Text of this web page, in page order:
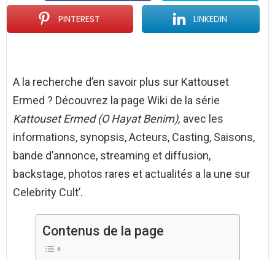
PINTEREST LINKEDIN
A la recherche d’en savoir plus sur Kattouset
Ermed ? Découvrez la page Wiki de la série
Kattouset Ermed (O Hayat Benim), avec les
informations, synopsis, Acteurs, Casting, Saisons,
bande d’annonce, streaming et diffusion,
backstage, photos rares et actualités a la une sur
Celebrity Cult’.
Contenus de la page